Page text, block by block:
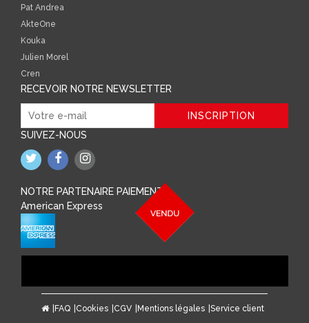
Pat Andrea
AkteOne
Kouka
Julien Morel
Cren
RECEVOIR NOTRE NEWSLETTER
SUIVEZ-NOUS
NOTRE PARTENAIRE PAIEMENT
American Express
FAQ Cookies CGV Mentions légales Service client